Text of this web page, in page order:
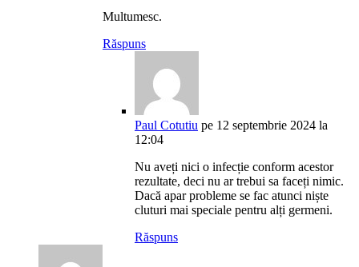
Multumesc.
Răspuns
Paul Cotutiu pe 12 septembrie 2024 la
12:04
Nu aveți nici o infecție conform acestor
rezultate, deci nu ar trebui sa faceți nimic.
Dacă apar probleme se fac atunci niște
cluturi mai speciale pentru alți germeni.
Răspuns